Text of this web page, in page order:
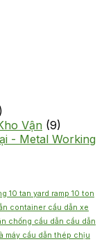
Vận (9)
- Metal Working
10 tan yard ramp 10 ton
container cầu dẫn xe
chống cầu dẫn cầu dẫn
máy cầu dẫn thép chịu